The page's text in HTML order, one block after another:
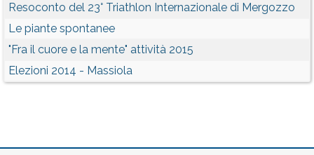
Resoconto del 23° Triathlon Internazionale di Mergozzo
Le piante spontanee
"Fra il cuore e la mente" attività 2015
Elezioni 2014 - Massiola